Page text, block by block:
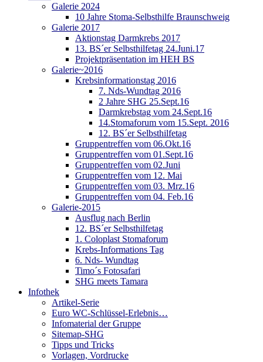
Galerie 2024
10 Jahre Stoma-Selbsthilfe Braunschweig
Galerie 2017
Aktionstag Darmkrebs 2017
13. BS´er Selbsthilfetag 24.Juni.17
Projektpräsentation im HEH BS
Galerie~2016
Krebsinformationstag 2016
7. Nds-Wundtag 2016
2 Jahre SHG 25.Sept.16
Darmkrebstag vom 24.Sept.16
14.Stomaforum vom 15.Sept. 2016
12. BS´er Selbsthilfetag
Gruppentreffen vom 06.Okt.16
Gruppentreffen vom 01.Sept.16
Gruppentreffen vom 02.Juni
Gruppentreffen vom 12. Mai
Gruppentreffen vom 03. Mrz.16
Gruppentreffen vom 04. Feb.16
Galerie-2015
Ausflug nach Berlin
12. BS´er Selbsthilfetag
1. Coloplast Stomaforum
Krebs-Informations Tag
6. Nds- Wundtag
Timo´s Fotosafari
SHG meets Tamara
Infothek
Artikel-Serie
Euro WC-Schlüssel-Erlebnis…
Infomaterial der Gruppe
Sitemap-SHG
Tipps und Tricks
Vorlagen, Vordrucke